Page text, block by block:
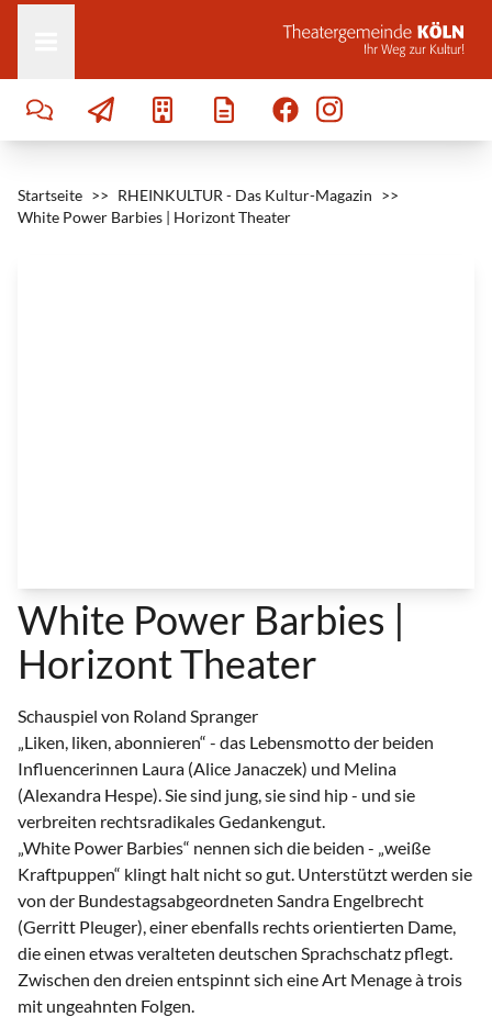
Zum Inhalt springen
Startseite >> RHEINKULTUR - Das Kultur-Magazin >>
White Power Barbies | Horizont Theater
White Power Barbies |
Horizont Theater
Schauspiel von Roland Spranger
„Liken, liken, abonnieren“ - das Lebensmotto der beiden
Influencerinnen Laura (Alice Janaczek) und Melina
(Alexandra Hespe). Sie sind jung, sie sind hip - und sie
verbreiten rechtsradikales Gedankengut.
„White Power Barbies“ nennen sich die beiden - „weiße
Kraftpuppen“ klingt halt nicht so gut. Unterstützt werden sie
von der Bundestagsabgeordneten Sandra Engelbrecht
(Gerritt Pleuger), einer ebenfalls rechts orientierten Dame,
die einen etwas veralteten deutschen Sprachschatz pflegt.
Zwischen den dreien entspinnt sich eine Art Menage à trois
mit ungeahnten Folgen.
e
z
n
e
a
t